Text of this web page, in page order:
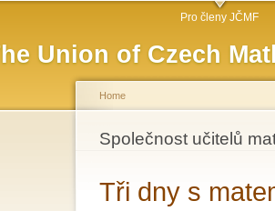
Union of Czech
Pro členy JČMF
You are here
Home
Společnost učitelů
Tři dny s